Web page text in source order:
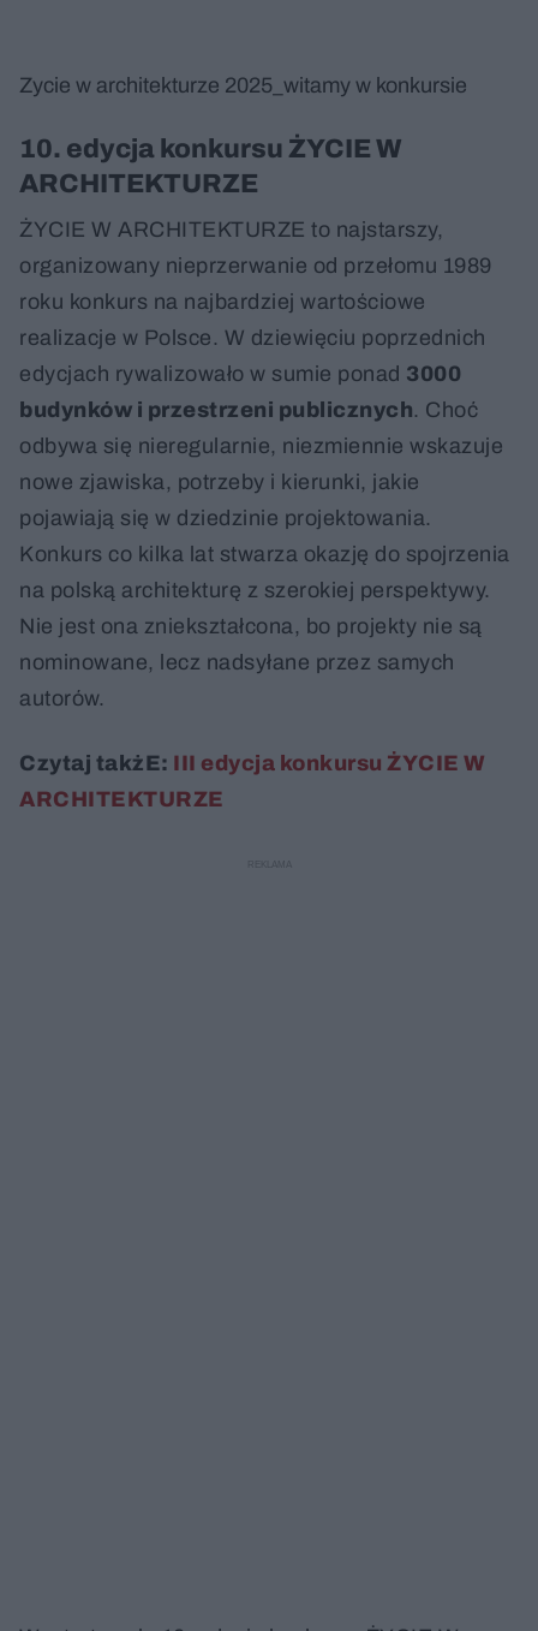
Zycie w architekturze 2025_witamy w konkursie
10. edycja konkursu ŻYCIE W
ARCHITEKTURZE
ŻYCIE W ARCHITEKTURZE to najstarszy,
organizowany nieprzerwanie od przełomu 1989
roku konkurs na najbardziej wartościowe
realizacje w Polsce. W dziewięciu poprzednich
edycjach rywalizowało w sumie ponad 3000
budynków i przestrzeni publicznych. Choć
odbywa się nieregularnie, niezmiennie wskazuje
nowe zjawiska, potrzeby i kierunki, jakie
pojawiają się w dziedzinie projektowania.
Konkurs co kilka lat stwarza okazję do spojrzenia
na polską architekturę z szerokiej perspektywy.
Nie jest ona zniekształcona, bo projekty nie są
nominowane, lecz nadsyłane przez samych
autorów.
Czytaj takżE: III edycja konkursu ŻYCIE W
ARCHITEKTURZE